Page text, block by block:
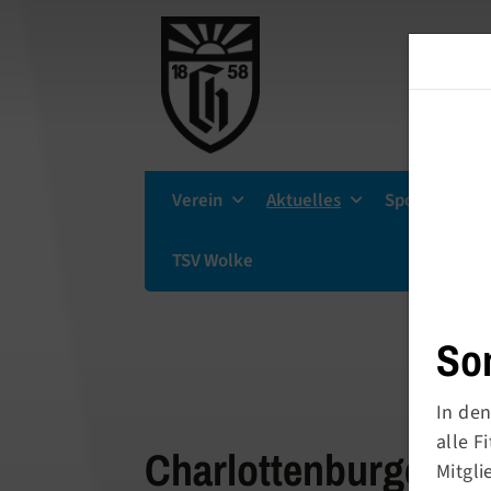
Verein Aktuelles Sportsuche
TSV Wolke
Charlottenburger
In
alle